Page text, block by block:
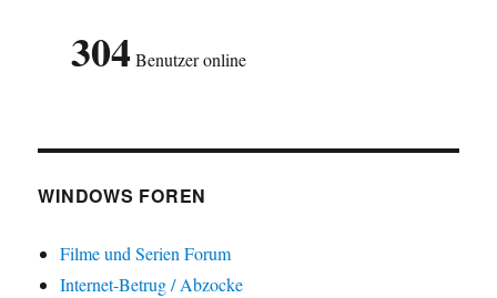
304 Benutzer online
WINDOWS FOREN
Filme und Serien Forum
Internet-Betrug / Abzocke